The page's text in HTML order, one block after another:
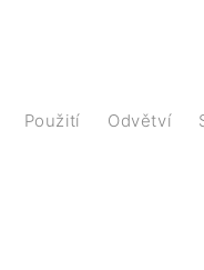
Použití Odvětví